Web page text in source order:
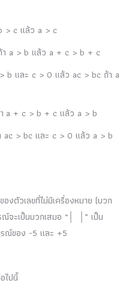
> c แล้ว a > c
า a > b แล้ว a + c > b + c
b และ c > 0 แล้ว ac > bc ถ้า a
a + c > b + c แล้ว a > b
ac > bc และ c > 0 แล้ว a > b
งตัวเลขที่ไม่มีเครื่องหมาย (บวก
จะเป็นบวกเสมอ “│ │” เป็น
ณ์ของ -5 และ +5
ไปนี้